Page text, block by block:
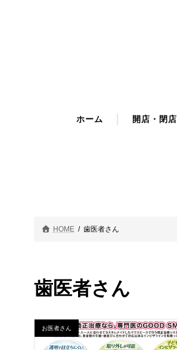
ホーム 開店・閉店
HOME 歯医者さん
歯医者さん
お医者さん